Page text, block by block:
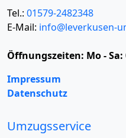
Tel.: 01579-2482348
E-Mail: info@leverkusen-
Öffnungszeiten: Mo -
Impressum
Datenschutz
Umzugsservice